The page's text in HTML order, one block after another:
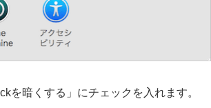
を暗くする」にチェックを入れます。